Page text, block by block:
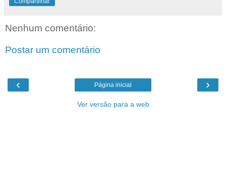
Nenhum comentário:
Postar um comentário
‹ ›
Página inicial
Ver versão para a web